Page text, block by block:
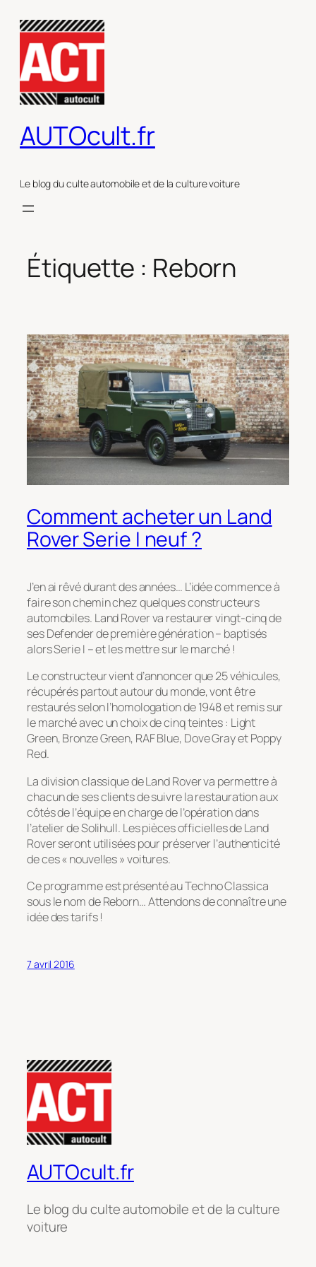
contenu
AUTOcult.fr
Le blog du culte automobile et de la culture voiture
Étiquette : Reborn
Comment acheter un Land
Rover Serie I neuf ?
J’en ai rêvé durant des années… L’idée commence à
faire son chemin chez quelques constructeurs
automobiles. Land Rover va restaurer vingt-cinq de
ses Defender de première génération – baptisés
alors Serie I – et les mettre sur le marché !
Le constructeur vient d’annoncer que 25 véhicules,
récupérés partout autour du monde, vont être
restaurés selon l’homologation de 1948 et remis sur
le marché avec un choix de cinq teintes : Light
Green, Bronze Green, RAF Blue, Dove Gray et Poppy
Red.
La division classique de Land Rover va permettre à
chacun de ses clients de suivre la restauration aux
côtés de l’équipe en charge de l’opération dans
l’atelier de Solihull. Les pièces officielles de Land
Rover seront utilisées pour préserver l’authenticité
de ces « nouvelles » voitures.
Ce programme est présenté au Techno Classica
sous le nom de Reborn… Attendons de connaître une
idée des tarifs !
7 avril 2016
AUTOcult.fr
Le blog du culte automobile et de la culture
voiture